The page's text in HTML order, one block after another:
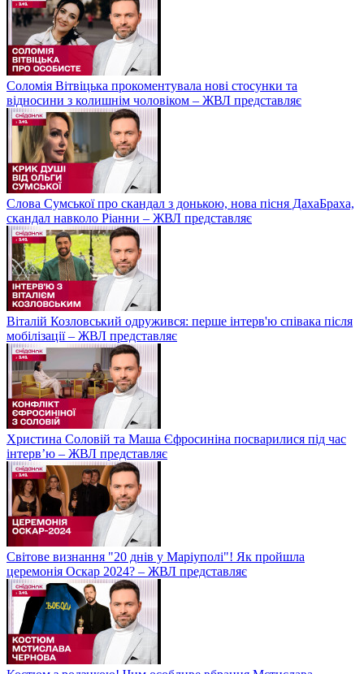
Соломія Вітвіцька прокоментувала нові стосунки та
відносини з колишнім чоловіком – ЖВЛ представляє
Слова Сумської про скандал з донькою, нова пісня ДахаБраха,
скандал навколо Ріанни – ЖВЛ представляє
Віталій Козловський одружився: перше інтерв'ю співака після
мобілізації – ЖВЛ представляє
Христина Соловій та Маша Єфросиніна посварилися під час
інтерв’ю – ЖВЛ представляє
Світове визнання "20 днів у Маріуполі"! Як пройшла
церемонія Оскар 2024? – ЖВЛ представляє